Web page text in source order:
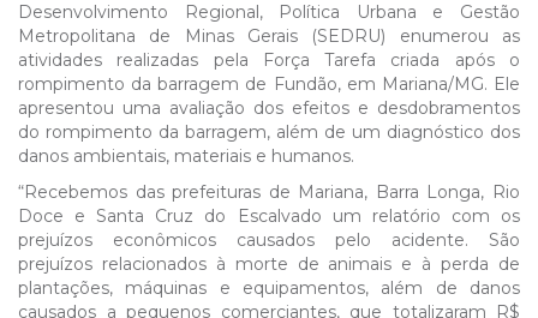
Desenvolvimento Regional, Política Urbana e Gestão
Metropolitana de Minas Gerais (SEDRU) enumerou as
atividades realizadas pela Força Tarefa criada após o
rompimento da barragem de Fundão, em Mariana/MG. Ele
apresentou uma avaliação dos efeitos e desdobramentos
do rompimento da barragem, além de um diagnóstico dos
danos ambientais, materiais e humanos.
“Recebemos das prefeituras de Mariana, Barra Longa, Rio
Doce e Santa Cruz do Escalvado um relatório com os
prejuízos econômicos causados pelo acidente. São
prejuízos relacionados à morte de animais e à perda de
plantações, máquinas e equipamentos, além de danos
causados a pequenos comerciantes, que totalizaram R$